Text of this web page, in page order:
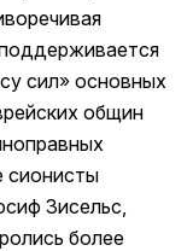
сил» основных
общин
сионисты
Зисельс,
более